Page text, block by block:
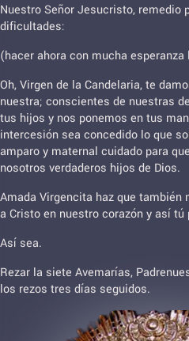
Nuestro Señor Jesucristo, remedio
dificultades:
(hacer ahora con mucha
Oh, Virgen de la Candelaria, te
nuestra; conscientes de nuestras
tus hijos y nos ponemos en tus
intercesión sea concedido lo que
amparo y maternal cuidado para
nosotros verdaderos hijos de Dios.
Amada Virgencita haz que
a Cristo en nuestro corazón y así tú
Así sea.
Rezar la siete Avemarías,
los rezos tres días seguidos.